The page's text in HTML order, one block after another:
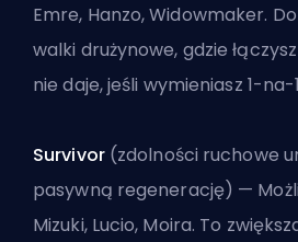
Emre, Hanzo, Widowmaker.
walki drużynowe, gdzie
nie daje, jeśli wymieniasz 1-na-
Survivor(zdolności ruchowe
pasywną regenerację) —
Mizuki, Lucio, Moira. To